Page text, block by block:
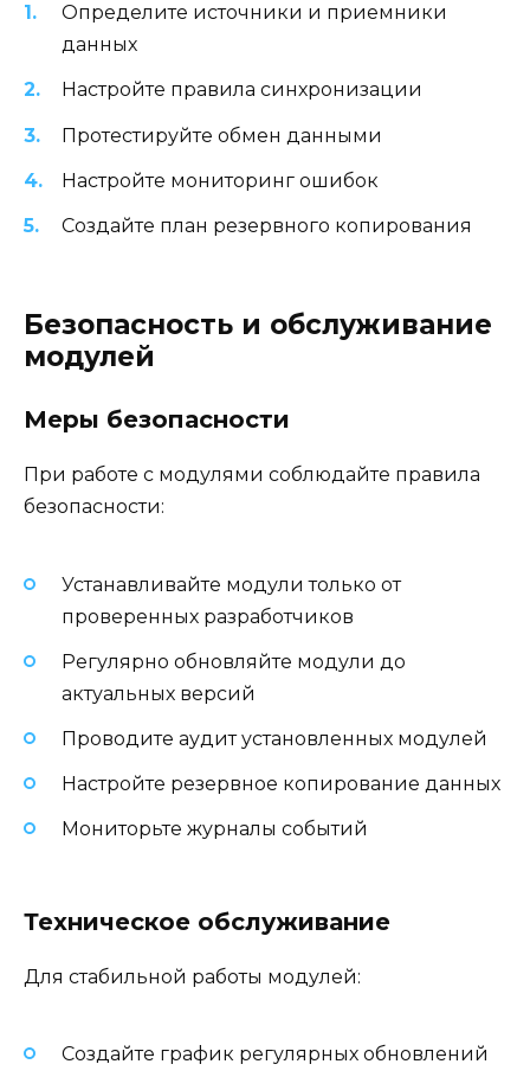
Определите источники и приемники
данных
Настройте правила синхронизации
Протестируйте обмен данными
Настройте мониторинг ошибок
Создайте план резервного копирования
Безопасность и обслуживание
модулей
Меры безопасности
При работе с модулями соблюдайте правила
безопасности:
Устанавливайте модули только от
проверенных разработчиков
Регулярно обновляйте модули до
актуальных версий
Проводите аудит установленных модулей
Настройте резервное копирование данных
Мониторьте журналы событий
Техническое обслуживание
Для стабильной работы модулей:
Создайте график регулярных обновлений